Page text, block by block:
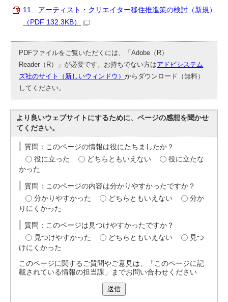
11 アーティスト・クリエイター移住推進策の検討（新規）
（PDF 132.3KB）
PDFファイルをご覧いただくには、「Adobe（R）
Reader（R）」が必要です。お持ちでない方はアドビシステム
ズ社のサイト（新しいウィンドウ）からダウンロード（無料）
してください。
より良いウェブサイトにするために、ページの感想を聞かせ
てください。
質問：このページの情報は役にたちましたか？
役に立った
どちらともいえない
役に立たな
かった
質問：このページの内容は分かりやすかったですか？
分かりやすかった
どちらともいえない
分か
りにくかった
質問：このページは見つけやすかったですか？
見つけやすかった
どちらともいえない
見つ
けにくかった
このページに関するご質問やご意見は、「このページに記
載されている情報の担当課」までお問い合わせください
送信